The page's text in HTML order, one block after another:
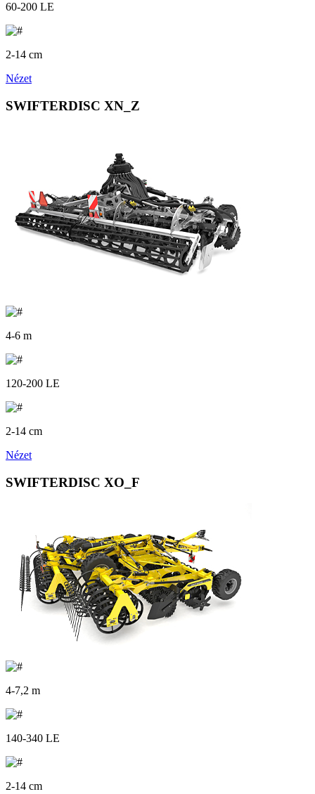
60-200 LE
2-14 cm
Nézet
SWIFTERDISC XN_Z
4-6 m
120-200 LE
2-14 cm
Nézet
SWIFTERDISC XO_F
4-7,2 m
140-340 LE
2-14 cm